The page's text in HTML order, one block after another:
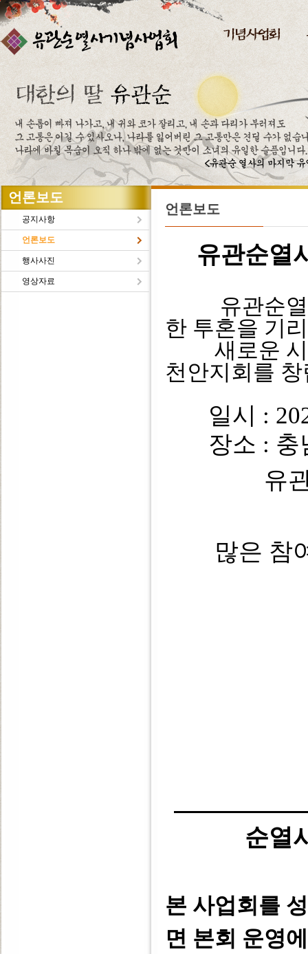
주메뉴바로가기
본문바로가기
언론보도
공지사항
언론보도
행사사진
영상자료
언론보도
유관순열
유관순열사
한 투혼을 기
새로운 시
천안지회를
일시 :
장소 : 충
유
많은 참여
순열
본 사업회를
면 본회 운영